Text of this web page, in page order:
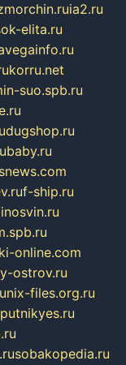
ia2.ru
elita.ru
korru.net
suo.spb.ru
dugshop.ru
f-ship.ru
online.com
ostrov.ru
nix-files.org.ru
sobakopedia.ru